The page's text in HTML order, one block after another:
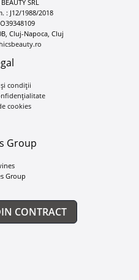
SRL
: J12/1988/2018
Cluj-Napoca, Cluj
condiții
cookies
Group
Group
CONTRACT